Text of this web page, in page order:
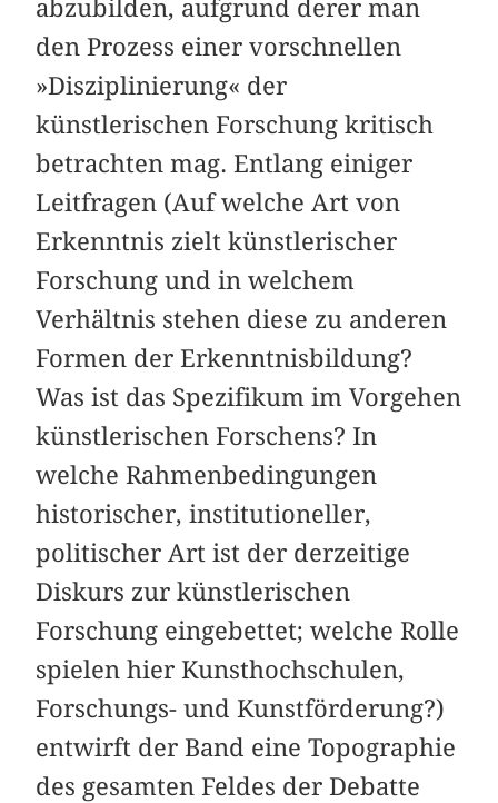
abzubilden, aufgrund derer man
den Prozess einer vorschnellen
»Disziplinierung« der
künstlerischen Forschung kritisch
betrachten mag. Entlang einiger
Leitfragen (Auf welche Art von
Erkenntnis zielt künstlerischer
Forschung und in welchem
Verhältnis stehen diese zu anderen
Formen der Erkenntnisbildung?
Was ist das Spezifikum im Vorgehen
künstlerischen Forschens? In
welche Rahmenbedingungen
historischer, institutioneller,
politischer Art ist der derzeitige
Diskurs zur künstlerischen
Forschung eingebettet; welche Rolle
spielen hier Kunsthochschulen,
Forschungs- und Kunstförderung?)
entwirft der Band eine Topographie
des gesamten Feldes der Debatte